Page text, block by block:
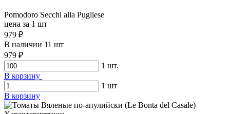
Pomodoro Secchi alla Pugliese
цена за 1 шт
979 ₽
В наличии 11 шт
979 ₽
1 шт.
В корзину
1 шт
В корзину